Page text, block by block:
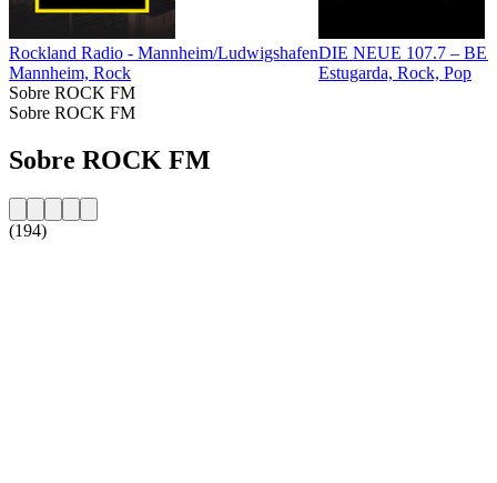
Rockland Radio - Mannheim/Ludwigshafen
Mannheim, Rock
DIE NEUE 107.7 –
Estugarda, Rock, Pop
Sobre ROCK FM
Sobre ROCK FM
Sobre ROCK FM
(194)